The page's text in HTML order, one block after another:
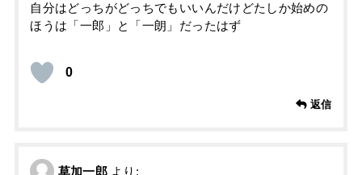
自分はどっちがどっちでもいいんだけどたしか始めの
ほうは「一郎」と「一朗」だったはず
0
返信
草加一郎 より: